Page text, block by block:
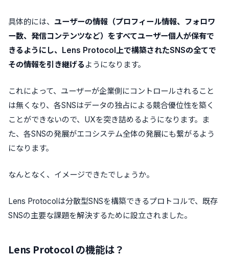
具体的には、 ユーザーの情報（プロフィール情報、フォロワ
ー数、発信コンテンツなど）をすべてユーザー個人が保有で
きるようにし、Lens Protocol上で構築されたSNSの全てで
その情報を引き継げる ようになります。
これによって、ユーザーが企業側にコントロールされること
は無くなり、各SNSはデータの独占による競合優位性を築く
ことができないので、UXを突き詰めるようになります。ま
た、各SNSの発展がエコシステム全体の発展にも繋がるよう
になります。
なんとなく、イメージできたでしょうか。
Lens Protocolは分散型SNSを構築できるプロトコルで、既存
SNSの主要な課題を解決するために設立されました。
Lens Protocol の機能は？